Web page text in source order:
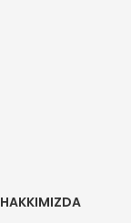
HAKKIMIZDA